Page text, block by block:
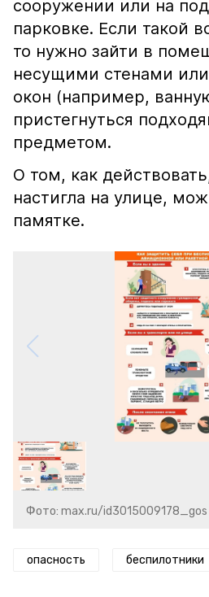
сооружении или на
парковке. Если такой
то нужно зайти в
несущими стенами
окон (например,
пристегнуться
предметом.
О том, как
настигла на улице,
памятке.
Фото: max.ru/id3015009178_gos
опасность беспилотники